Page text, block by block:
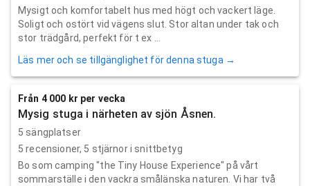
Mysigt och komfortabelt hus med högt och vackert läge.
Soligt och ostört vid vägens slut. Stor altan under tak och
stor trädgård, perfekt för t ex ...
Läs mer och se tillgänglighet för denna stuga →
Från 4 000 kr per vecka
Mysig stuga i närheten av sjön Åsnen.
5 sängplatser
5 recensioner, 5 stjärnor i snittbetyg
Bo som camping "the Tiny House Experience" på vårt
sommarställe i den vackra smålänska naturen. Vi har två